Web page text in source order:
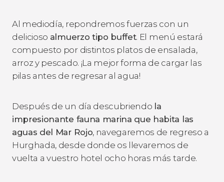
Al mediodía, repondremos fuerzas con un
delicioso almuerzo tipo buffet. El menú estará
compuesto por distintos platos de ensalada,
arroz y pescado. ¡La mejor forma de cargar las
pilas antes de regresar al agua!
Después de un día descubriendo la
impresionante fauna marina que habita las
aguas del Mar Rojo, navegaremos de regreso a
Hurghada, desde donde os llevaremos de
vuelta a vuestro hotel ocho horas más tarde.